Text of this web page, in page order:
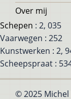
Over mij
Schepen : 2, 035
Vaarwegen : 252
Kunstwerken : 2,
Scheepspraat :
© 2025